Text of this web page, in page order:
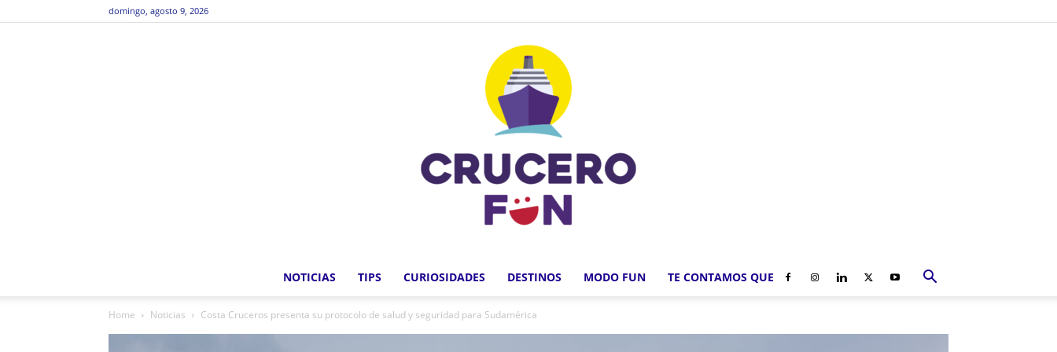
domingo, agosto 9, 2026
NOTICIAS TIPS CURIOSIDADES DESTINOS MODO FUN TE CONTAMOS QUE
Home Noticias Costa Cruceros presenta su protocolo de salud y seguridad para Sudamérica